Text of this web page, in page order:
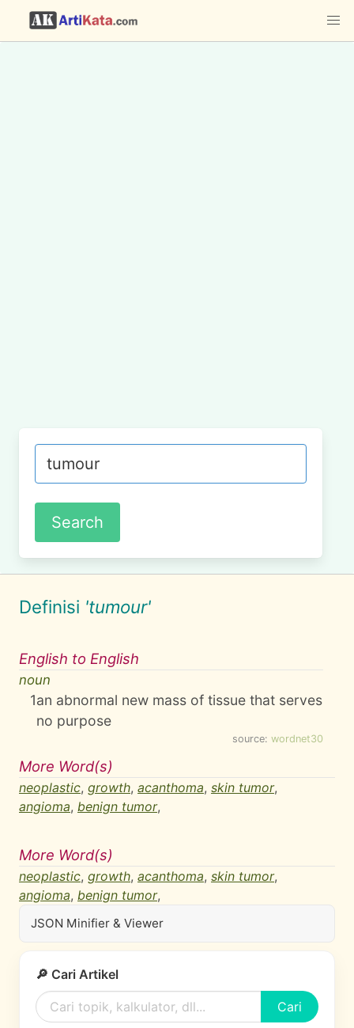
Definisi 'tumour'
English to English
noun
1an abnormal new mass of tissue that serves
no purpose
source: wordnet30
More Word(s)
neoplastic, growth, acanthoma, skin tumor,
angioma, benign tumor,
More Word(s)
neoplastic, growth, acanthoma, skin tumor,
angioma, benign tumor,
JSON Minifier & Viewer
🔎 Cari Artikel
Cari